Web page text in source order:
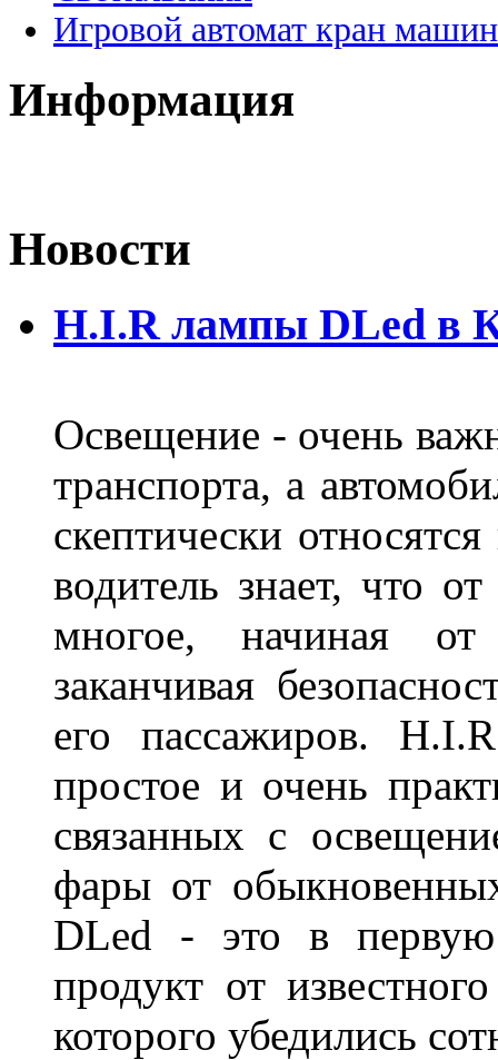
Игровой автомат кран
Информация
Новости
H.I.R лампы DLed в
Освещение - очень
транспорта, а
скептически
водитель знает, что
многое, начиная
заканчивая
его пассажиров.
простое и очень
связанных с
фары от
DLed - это в первую
продукт от
которого убедились